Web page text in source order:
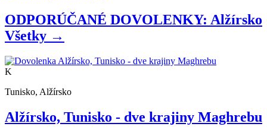
ODPORÚČANÉ DOVOLENKY: Alžírsko
Všetky →
K
Tunisko, Alžírsko
Alžírsko, Tunisko - dve krajiny Maghrebu